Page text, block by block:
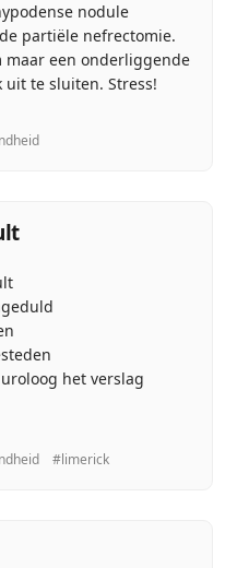
nodule
partiële nefrectomie.
maar een onderliggende
te sluiten. Stress!
het verslag
#limerick